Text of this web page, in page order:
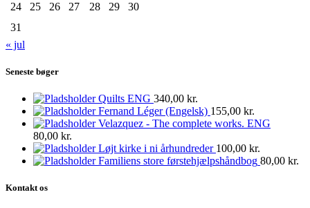
24
25 26 27 28 29
30
31
« jul
Seneste bøger
Quilts ENG 340,00 kr.
Fernand Léger (Engelsk) 155,00 kr.
Velazquez - The complete works. ENG
80,00 kr.
Løjt kirke i ni århundreder 100,00 kr.
Familiens store førstehjælpshåndbog 80,00 kr.
Kontakt os